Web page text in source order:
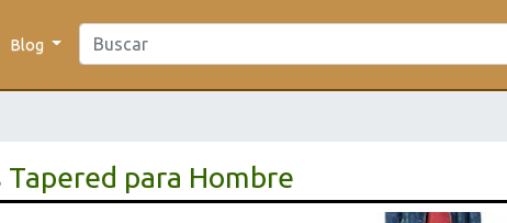
Blog
para Hombre